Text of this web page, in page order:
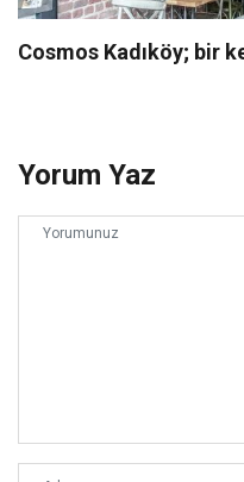
Cosmos Kadıköy; bir
Yorum Yaz